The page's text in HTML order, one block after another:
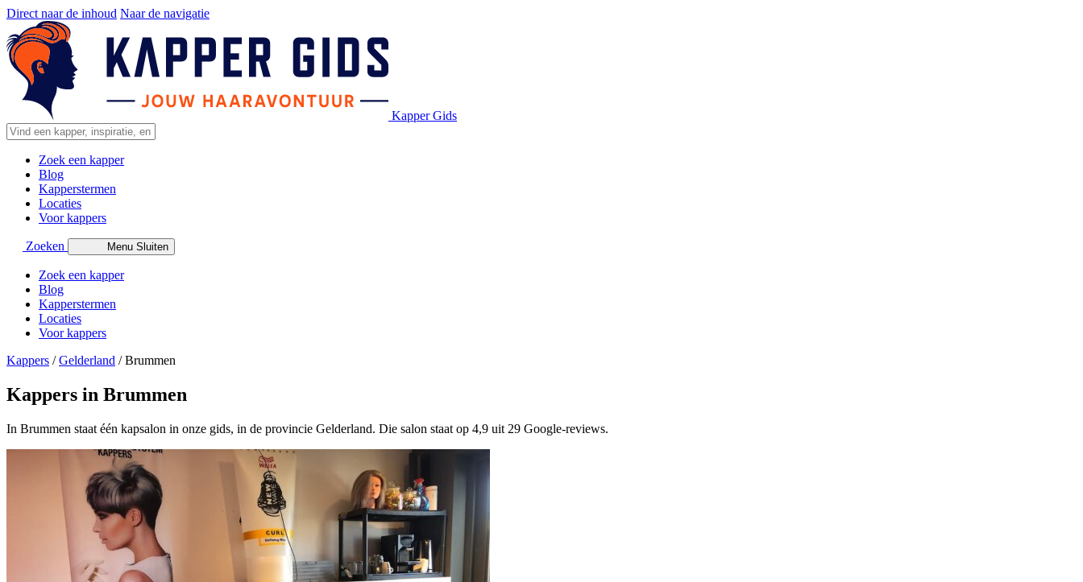
Direct naar de inhoud Naar de navigatie
Kapper Gids
Zoek een kapper
Blog
Kapperstermen
Locaties
Voor kappers
Zoeken Menu Sluiten
Zoek een kapper
Blog
Kapperstermen
Locaties
Voor kappers
Kappers /Gelderland /Brummen
Kappers in Brummen
In Brummen staat één kapsalon in onze gids, in de provincie Gelderland. Die salon staat op 4,9 uit 29 Google-reviews.